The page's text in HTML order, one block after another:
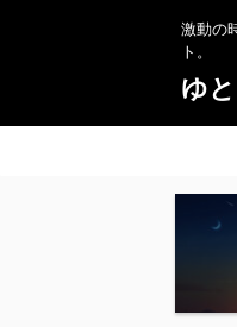
激動の
ト。
ゆ